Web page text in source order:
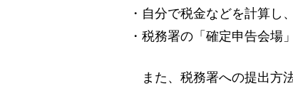
・自分で税金などを計算し
・税務署の「確定申告会場
また、税務署への提出方